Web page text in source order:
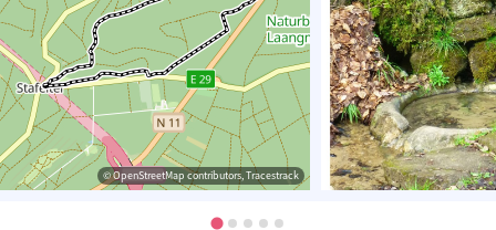
© OpenStreetMap contributors, Tracestrack